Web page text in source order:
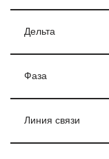
Дельта
Фаза
Линия связи